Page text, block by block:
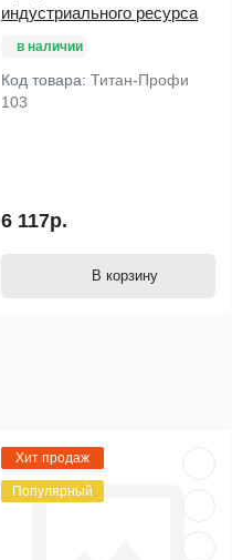
индустриального ресурса
в наличии
Код товара: Титан-Профи
103
6 117р.
В корзину
Хит продаж
Популярный